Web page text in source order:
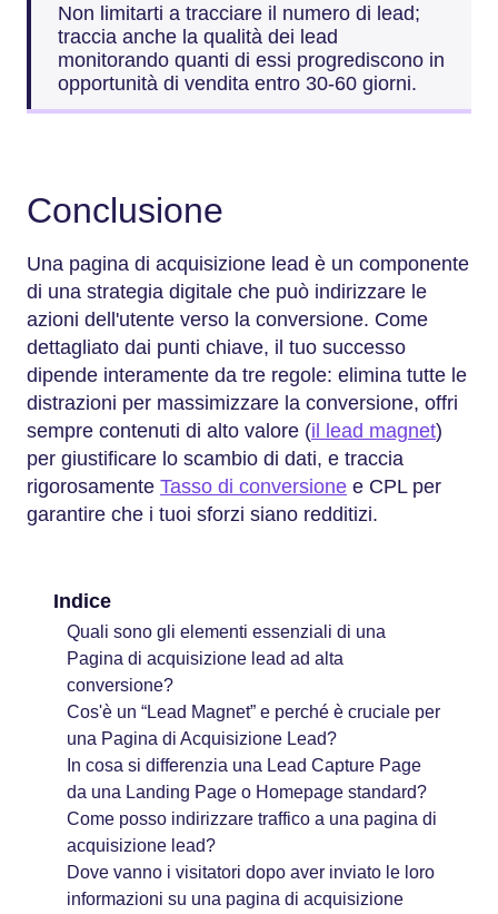
Non limitarti a tracciare il numero di lead;
traccia anche la qualità dei lead
monitorando quanti di essi progrediscono in
opportunità di vendita entro 30-60 giorni.
Conclusione
Una pagina di acquisizione lead è un componente
di una strategia digitale che può indirizzare le
azioni dell'utente verso la conversione. Come
dettagliato dai punti chiave, il tuo successo
dipende interamente da tre regole: elimina tutte le
distrazioni per massimizzare la conversione, offri
sempre contenuti di alto valore (il lead magnet)
per giustificare lo scambio di dati, e traccia
rigorosamente Tasso di conversione e CPL per
garantire che i tuoi sforzi siano redditizi.
Indice
Quali sono gli elementi essenziali di una
Pagina di acquisizione lead ad alta
conversione?
Cos'è un “Lead Magnet” e perché è cruciale per
una Pagina di Acquisizione Lead?
In cosa si differenzia una Lead Capture Page
da una Landing Page o Homepage standard?
Come posso indirizzare traffico a una pagina di
acquisizione lead?
Dove vanno i visitatori dopo aver inviato le loro
informazioni su una pagina di acquisizione